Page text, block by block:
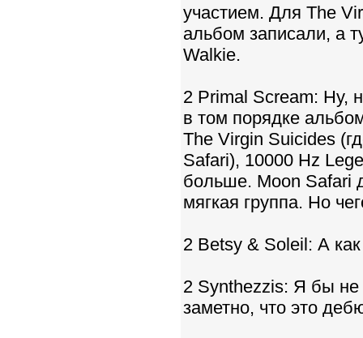
участием. Для The
альбом записали, а
Walkie.
2 Primal Scream: Ну,
в том порядке
The Virgin Suicides
Safari), 10000 Hz
больше. Moon Safari
мягкая группа. Но
2 Betsy & Soleil: А
2 Synthezzis: Я бы
заметно, что это